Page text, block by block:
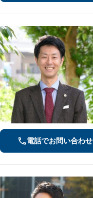
電話でお問い合わせ